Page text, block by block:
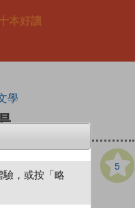
本好讀
學
5
，或按「略